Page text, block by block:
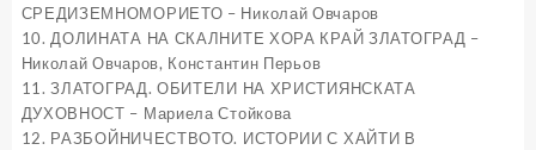
СРЕДИЗЕМНОМОРИЕТО – Николай Овчаров
10. ДОЛИНАТА НА СКАЛНИТЕ ХОРА КРАЙ ЗЛАТОГРАД –
Николай Овчаров, Константин Перьов
11. ЗЛАТОГРАД. ОБИТЕЛИ НА ХРИСТИЯНСКАТА
ДУХОВНОСТ – Мариела Стойкова
12. РАЗБОЙНИЧЕСТВОТО. ИСТОРИИ С ХАЙТИ В